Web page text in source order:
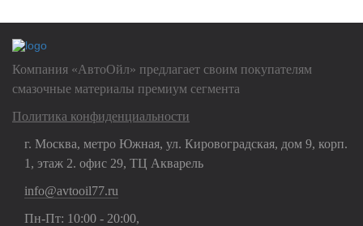
Компания «АвтоОйл» предлагает своим покупателям
смазочные материалы премиум сегмента
Политика конфиденциальности
г. Москва, метро Южная, ул. Кировоградская, дом 9, корп.
1, этаж 2. офис 29, ТЦ Акварель
info@avtooil77.ru
Пн-Пт: 10:00 - 20:00,